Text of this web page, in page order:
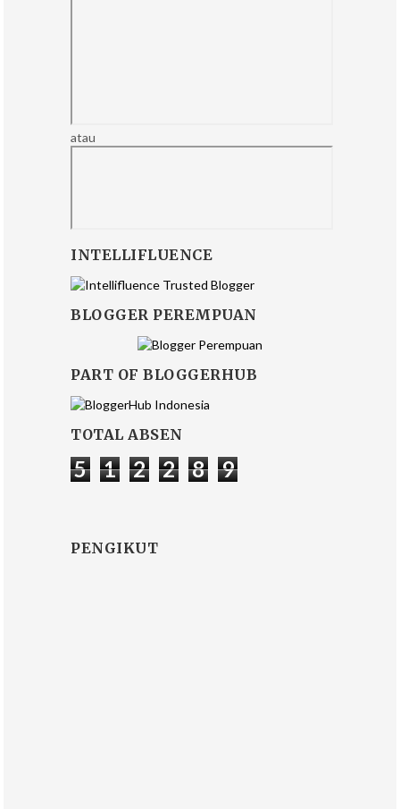
atau
INTELLIFLUENCE
BLOGGER PEREMPUAN
PART OF BLOGGERHUB
TOTAL ABSEN
5 1 2 2 8 9
PENGIKUT